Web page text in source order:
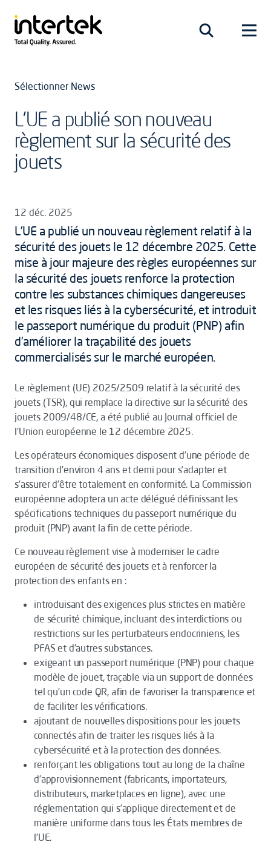
Sélectionner News
L’UE a publié son nouveau
règlement sur la sécurité des
jouets
12 déc. 2025
L’UE a publié un nouveau règlement relatif à la
sécurité des jouets le 12 décembre 2025. Cette
mise à jour majeure des règles européennes sur
la sécurité des jouets renforce la protection
contre les substances chimiques dangereuses
et les risques liés à la cybersécurité, et introduit
le passeport numérique du produit (PNP) afin
d’améliorer la traçabilité des jouets
commercialisés sur le marché européen.
Le règlement (UE) 2025/2509 relatif à la sécurité des
jouets (TSR), qui remplace la directive sur la sécurité des
jouets 2009/48/CE, a été publié au Journal officiel de
l'Union européenne le 12 décembre 2025.
Les opérateurs économiques disposent d’une période de
transition d'environ 4 ans et demi pour s’adapter et
s’assurer d’être totalement en conformité. La Commission
européenne adoptera un acte délégué définissant les
spécifications techniques du passeport numérique du
produit (PNP) avant la fin de cette période.
Ce nouveau règlement vise à moderniser le cadre
européen de sécurité des jouets et à renforcer la
protection des enfants en :
introduisant des exigences plus strictes en matière
de sécurité chimique, incluant des interdictions ou
restrictions sur les perturbateurs endocriniens, les
PFAS et d’autres substances.
exigeant un passeport numérique (PNP) pour chaque
modèle de jouet, traçable via un support de données
tel qu’un code QR, afin de favoriser la transparence et
de faciliter les vérifications.
ajoutant de nouvelles dispositions pour les jouets
connectés afin de traiter les risques liés à la
cybersécurité et à la protection des données.
renforçant les obligations tout au long de la chaîne
d’approvisionnement (fabricants, importateurs,
distributeurs, marketplaces en ligne), avec une
réglementation qui s’applique directement et de
manière uniforme dans tous les États membres de
l’UE.